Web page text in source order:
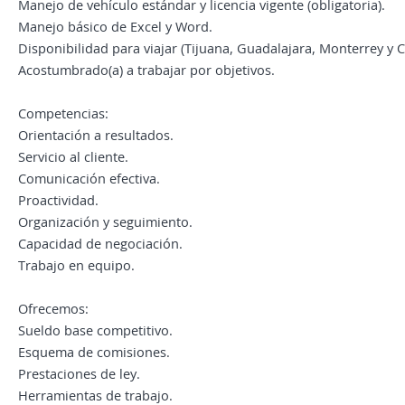
Manejo de vehículo estándar y licencia vigente (obligatoria).
Manejo básico de Excel y Word.
Disponibilidad para viajar (Tijuana, Guadalajara, Monterrey y
Acostumbrado(a) a trabajar por objetivos.
Competencias:
Orientación a resultados.
Servicio al cliente.
Comunicación efectiva.
Proactividad.
Organización y seguimiento.
Capacidad de negociación.
Trabajo en equipo.
Ofrecemos:
Sueldo base competitivo.
Esquema de comisiones.
Prestaciones de ley.
Herramientas de trabajo.